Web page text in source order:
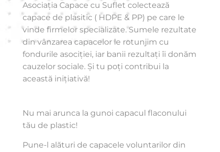
Asociația Capace cu Suflet colectează
capace de plasitic ( HDPE & PP) pe care le
vinde firmelor specializate. Sumele rezultate
din vânzarea capacelor le rotunjim cu
fondurile asociției, iar banii rezultați îi donăm
cauzelor sociale. Și tu poți contribui la
această inițiativă!
Nu mai arunca la gunoi capacul flaconului
tău de plastic!
Pune-l alături de capacele voluntarilor din